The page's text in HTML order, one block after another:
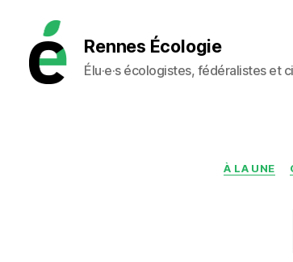
Rennes Écologie
Élu·e·s écologistes, fédéralistes et
À LA UNE